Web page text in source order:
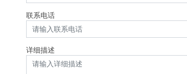
联系电话
详细描述